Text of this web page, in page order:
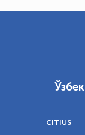
CITIUS